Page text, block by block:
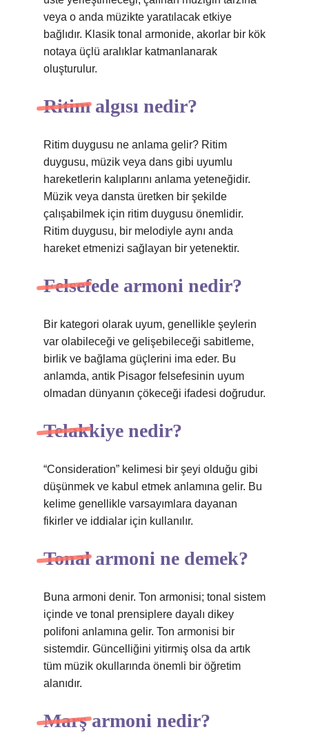
veya o anda müzikte yaratılacak etkiye
bağlıdır. Klasik tonal armonide, akorlar bir kök
notaya üçlü aralıklar katmanlanarak
oluşturulur.
Ritim algısı nedir?
Ritim duygusu ne anlama gelir? Ritim
duygusu, müzik veya dans gibi uyumlu
hareketlerin kalıplarını anlama yeteneğidir.
Müzik veya dansta üretken bir şekilde
çalışabilmek için ritim duygusu önemlidir.
Ritim duygusu, bir melodiyle aynı anda
hareket etmenizi sağlayan bir yetenektir.
Felsefede armoni nedir?
Bir kategori olarak uyum, genellikle şeylerin
var olabileceği ve gelişebileceği sabitleme,
birlik ve bağlama güçlerini ima eder. Bu
anlamda, antik Pisagor felsefesinin uyum
olmadan dünyanın çökeceği ifadesi doğrudur.
Telakkiye nedir?
“Consideration” kelimesi bir şeyi olduğu gibi
düşünmek ve kabul etmek anlamına gelir. Bu
kelime genellikle varsayımlara dayanan
fikirler ve iddialar için kullanılır.
Tonal armoni ne demek?
Buna armoni denir. Ton armonisi; tonal sistem
içinde ve tonal prensiplere dayalı dikey
polifoni anlamına gelir. Ton armonisi bir
sistemdir. Güncelliğini yitirmiş olsa da artık
tüm müzik okullarında önemli bir öğretim
alanıdır.
Marş armoni nedir?